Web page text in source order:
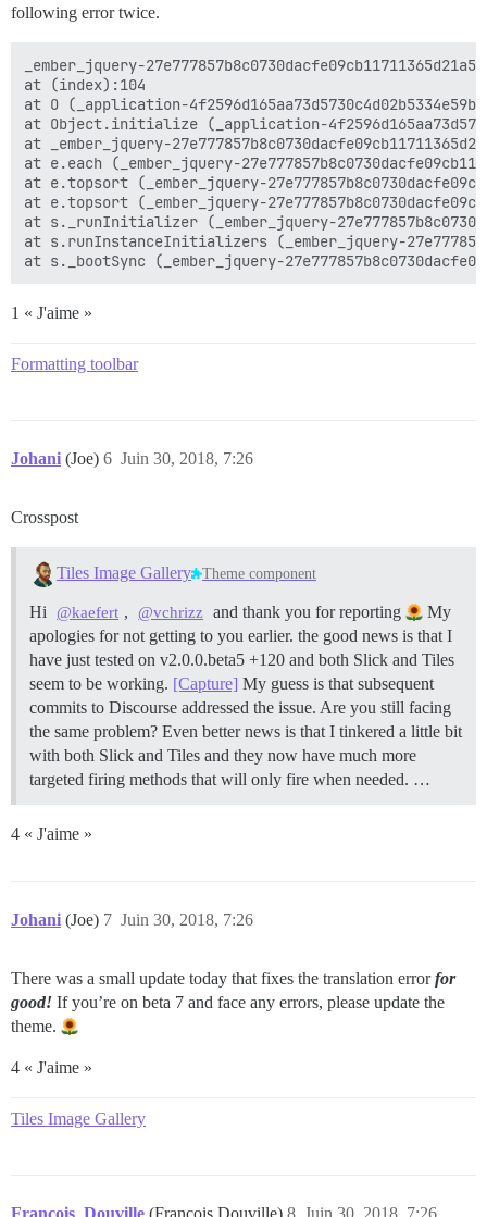
following error twice.
_ember_jquery-
at (index):104
at O (_application-
at Object.initialize (_application-
at _ember_jquery-
at e.each (_ember_jquery-
at e.topsort (_ember_jquery-
at e.topsort (_ember_jquery-
at s._runInitializer (_ember_jquery-
at s.runInstanceInitializers (_ember_jquery-
1 « J'aime »
Formatting toolbar
Johani (Joe) Juin 30, 2018, 7:26
6
Crosspost
Tiles Image Gallery Theme component
Hi @kaefert , @vchrizz and thank you for reporting
My
apologies for not getting to you earlier. the good news is that I
have just tested on v2.0.0.beta5 +120 and both Slick and Tiles
seem to be working. [Capture] My guess is that subsequent
commits to Discourse addressed the issue. Are you still facing
the same problem? Even better news is that I tinkered a little bit
with both Slick and Tiles and they now have much more
targeted firing methods that will only fire when needed. …
4 « J'aime »
Johani (Joe) Juin 30, 2018, 7:26
7
There was a small update today that fixes the translation errorfor
good! If you’re on beta 7 and face any errors, please update the
theme.
4 « J'aime »
Tiles Image Gallery